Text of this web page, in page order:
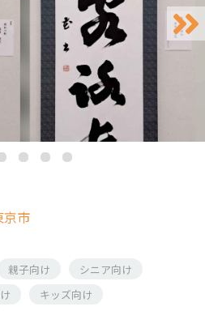
京市
親子向け
シニア向け
キッズ向け